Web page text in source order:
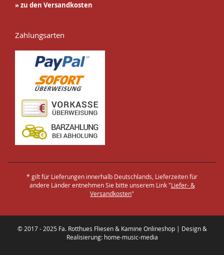
» zu den Versandkosten
Zahlungsarten
* gilt für Lieferungen innerhalb Deutschlands, Lieferzeiten für
andere Länder entnehmen Sie bitte unserem Link "Liefer- &
Versandkosten"
© 2017 - 2025 Fa. Rotthues Fliesen & Kamine Onlineshop | Design &
Realisierung: home-music-media